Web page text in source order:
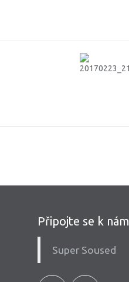
Připojte se k nám
Super Soused